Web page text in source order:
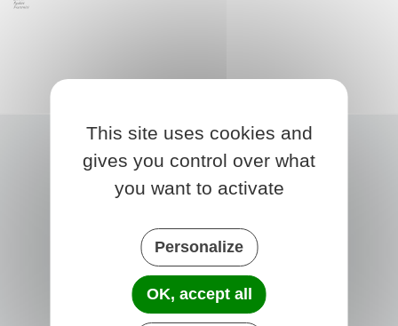
TRÉGLAMUS
This site uses cookies and
gives you control over what
you want to activate
Personalize
OK, accept all